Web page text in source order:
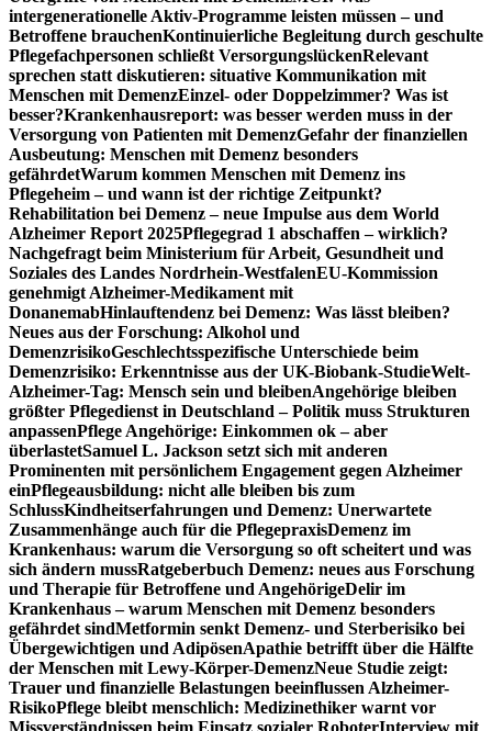
intergenerationelle Aktiv-Programme leisten müssen – und
Betroffene brauchenKontinuierliche Begleitung durch geschulte
Pflegefachpersonen schließt VersorgungslückenRelevant
sprechen statt diskutieren: situative Kommunikation mit
Menschen mit DemenzEinzel- oder Doppelzimmer? Was ist
besser?Krankenhausreport: was besser werden muss in der
Versorgung von Patienten mit DemenzGefahr der finanziellen
Ausbeutung: Menschen mit Demenz besonders
gefährdetWarum kommen Menschen mit Demenz ins
Pflegeheim – und wann ist der richtige Zeitpunkt?
Rehabilitation bei Demenz – neue Impulse aus dem World
Alzheimer Report 2025Pflegegrad 1 abschaffen – wirklich?
Nachgefragt beim Ministerium für Arbeit, Gesundheit und
Soziales des Landes Nordrhein-WestfalenEU-Kommission
genehmigt Alzheimer-Medikament mit
DonanemabHinlauftendenz bei Demenz: Was lässt bleiben?
Neues aus der Forschung: Alkohol und
DemenzrisikoGeschlechtsspezifische Unterschiede beim
Demenzrisiko: Erkenntnisse aus der UK-Biobank-StudieWelt-
Alzheimer-Tag: Mensch sein und bleibenAngehörige bleiben
größter Pflegedienst in Deutschland – Politik muss Strukturen
anpassenPflege Angehörige: Einkommen ok – aber
überlastetSamuel L. Jackson setzt sich mit anderen
Prominenten mit persönlichem Engagement gegen Alzheimer
einPflegeausbildung: nicht alle bleiben bis zum
SchlussKindheitserfahrungen und Demenz: Unerwartete
Zusammenhänge auch für die PflegepraxisDemenz im
Krankenhaus: warum die Versorgung so oft scheitert und was
sich ändern mussRatgeberbuch Demenz: neues aus Forschung
und Therapie für Betroffene und AngehörigeDelir im
Krankenhaus – warum Menschen mit Demenz besonders
gefährdet sindMetformin senkt Demenz- und Sterberisiko bei
Übergewichtigen und AdipösenApathie betrifft über die Hälfte
der Menschen mit Lewy-Körper-DemenzNeue Studie zeigt:
Trauer und finanzielle Belastungen beeinflussen Alzheimer-
RisikoPflege bleibt menschlich: Medizinethiker warnt vor
Missverständnissen beim Einsatz sozialer RoboterInterview mit